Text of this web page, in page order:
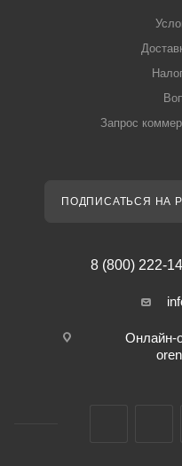
Запрос
ПОДПИСАТЬСЯ НА
8 (800) 222-
Онлайн-